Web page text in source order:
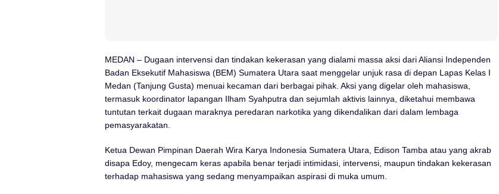
MEDAN – Dugaan intervensi dan tindakan kekerasan yang dialami massa aksi dari Aliansi Independen
Badan Eksekutif Mahasiswa (BEM) Sumatera Utara saat menggelar unjuk rasa di depan Lapas Kelas I
Medan (Tanjung Gusta) menuai kecaman dari berbagai pihak. Aksi yang digelar oleh mahasiswa,
termasuk koordinator lapangan Ilham Syahputra dan sejumlah aktivis lainnya, diketahui membawa
tuntutan terkait dugaan maraknya peredaran narkotika yang dikendalikan dari dalam lembaga
pemasyarakatan.
Ketua Dewan Pimpinan Daerah Wira Karya Indonesia Sumatera Utara, Edison Tamba atau yang akrab
disapa Edoy, mengecam keras apabila benar terjadi intimidasi, intervensi, maupun tindakan kekerasan
terhadap mahasiswa yang sedang menyampaikan aspirasi di muka umum.